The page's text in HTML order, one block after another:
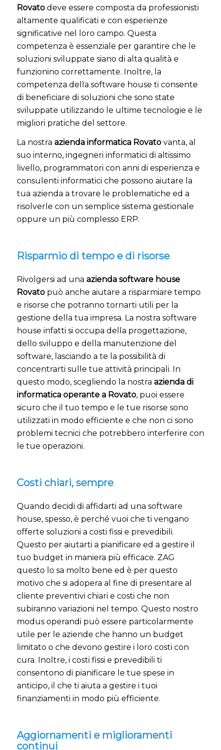
Rovatodeve essere composta da professionisti
altamente qualificati e con esperienze
significative nel loro campo. Questa
competenza è essenziale per garantire che le
soluzioni sviluppate siano di alta qualità e
funzionino correttamente. Inoltre, la
competenza della software house ti consente
di beneficiare di soluzioni che sono state
sviluppate utilizzando le ultime tecnologie e le
migliori pratiche del settore.
La nostra azienda informatica Rovato vanta, al
suo interno, ingegneri informatici di altissimo
livello, programmatori con anni di esperienza e
consulenti informatici che possono aiutare la
tua azienda a trovare le problematiche ed a
risolverle con un semplice sistema gestionale
oppure un più complesso ERP.
Risparmio di tempo e di risorse
Rivolgersi ad una azienda software house
Rovatopuò anche aiutare a risparmiare tempo
e risorse che potranno tornarti utili per la
gestione della tua impresa. La nostra software
house infatti si occupa della progettazione,
dello sviluppo e della manutenzione del
software, lasciando a te la possibilità di
concentrarti sulle tue attività principali. In
questo modo, scegliendo la nostra azienda di
informatica operante a Rovato, puoi essere
sicuro che il tuo tempo e le tue risorse sono
utilizzati in modo efficiente e che non ci sono
problemi tecnici che potrebbero interferire con
le tue operazioni.
Costi chiari, sempre
Quando decidi di affidarti ad una software
house, spesso, è perché vuoi che ti vengano
offerte soluzioni a costi fissi e prevedibili.
Questo per aiutarti a pianificare ed a gestire il
tuo budget in maniera più efficace. ZAG
questo lo sa molto bene ed è per questo
motivo che si adopera al fine di presentare al
cliente preventivi chiari e costi che non
subiranno variazioni nel tempo. Questo nostro
modus operandi può essere particolarmente
utile per le aziende che hanno un budget
limitato o che devono gestire i loro costi con
cura. Inoltre, i costi fissi e prevedibili ti
consentono di pianificare le tue spese in
anticipo, il che ti aiuta a gestire i tuoi
finanziamenti in modo più efficiente.
Aggiornamenti e miglioramenti
continui